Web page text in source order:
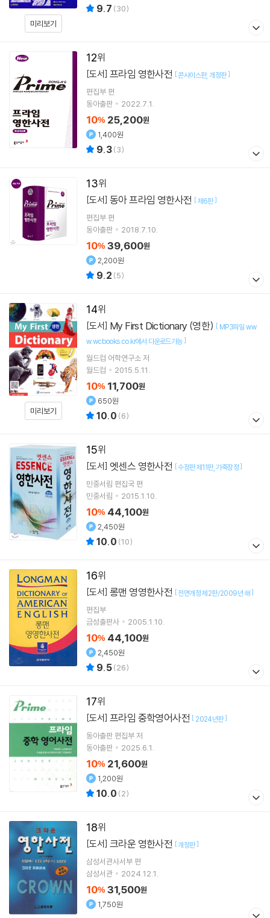
미리보기
9.7 (30)
12
[도서] 프라임 영한사전 [콘사이스판 개정판]
편집부 편
동아출판
2022.7.1.
10% 25,200원
1,400원
9.3(3)
13
[도서] 동아 프라임 영한사전 [제6판]
편집부 편
동아출판
2018.7.10.
10% 39,600원
2,200원
9.2 (5)
14
미리보기
[도서] My First Dictionary (영한) [ MP3파일 ww
w.wcbooks.co.kr에서 다운로드가능]
월드컴 어학연구소 저
월드컴
2015.5.11.
10% 11,700원
650원
10.0 (6)
15
[도서] 엣센스 영한사전 [수정판 제11판 가죽장정]
민중서림 편집국 편
민중서림
2015.1.10.
10% 44,100원
2,450원
10.0 (10)
16
[도서] 롱맨 영영한사전 [전면개정 제2판/2009년 쇄]
편집부
금성출판사
2005.1.10.
10% 44,100원
2,450원
9.5(26)
17
[도서] 프라임 중학영어사전 [ 2024년판]
동아출판 편집부저
동아출판
2025.6.1.
10% 21,600원
1,200원
10.0 (2)
18
[도서] 크라운 영한사전 [개정판]
삼성서관사서부 편
삼성서관
2024.12.1.
10% 31,500원
1,750원